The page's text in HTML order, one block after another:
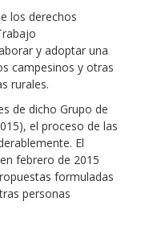
los derechos
y adoptar una
campesinos y otras
rurales.
de dicho Grupo de
el proceso de las
El
febrero de 2015
formuladas
personas